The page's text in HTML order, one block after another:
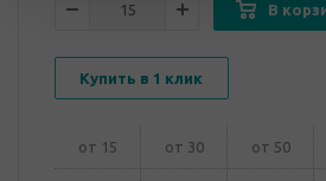
В
Купить в 1 клик
от 15 от 30 от 50